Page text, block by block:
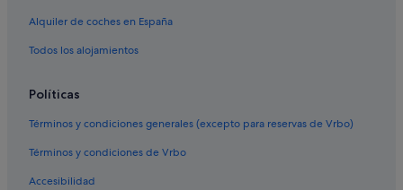
Alquiler de coches en España
Todos los alojamientos
Políticas
Términos y condiciones generales (excepto para reservas de Vrbo)
Términos y condiciones de Vrbo
Accesibilidad